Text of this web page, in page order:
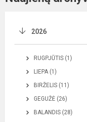
2026
RUGPJŪTIS (1)
LIEPA (1)
BIRŽELIS (11)
GEGUŽĖ (26)
BALANDIS (28)